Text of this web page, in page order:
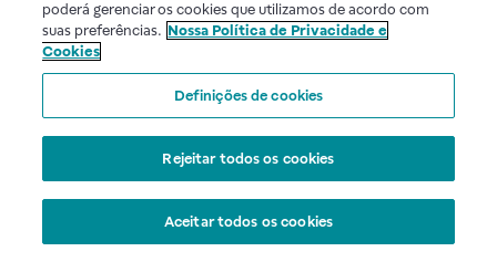
poderá gerenciar os cookies que utilizamos de acordo com
suas preferências. Nossa Política de Privacidade e
Cookies
Definições de cookies
Rejeitar todos os cookies
Aceitar todos os cookies